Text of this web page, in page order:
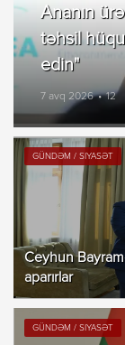
Ananın
təhsil
edin"
7 avq 2026 12
GÜNDƏM / SIYASƏT
Ceyhun
aparırlar
GÜNDƏM / SIYASƏT